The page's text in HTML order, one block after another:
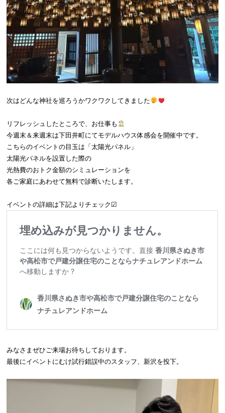
次はどんな神社を巡ろうかワクワクしてきました
リフレッシュしたところで、お仕事も
今週末＆来週末は下田井町にてモデルハウス体感会を開催中です。
こちらのイベントの目玉は「太陽光パネル」
太陽光パネルを設置した際の
光熱費のおトク金額のシミュレーションを
各ご家庭にあわせて無料で診断いたします。
イベントの詳細は下記よりチェック☑
みなさまぜひご来場お待ちしております。
最後にイベントにむけ試行錯誤中のスタッフ、新沢を投下。